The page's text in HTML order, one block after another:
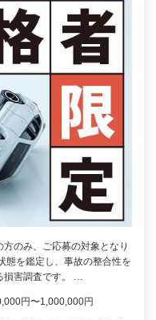
方のみ、ご応募の対象となり
態を鑑定し、事故の整合性を
損害調査です。 …
円〜1,000,000円